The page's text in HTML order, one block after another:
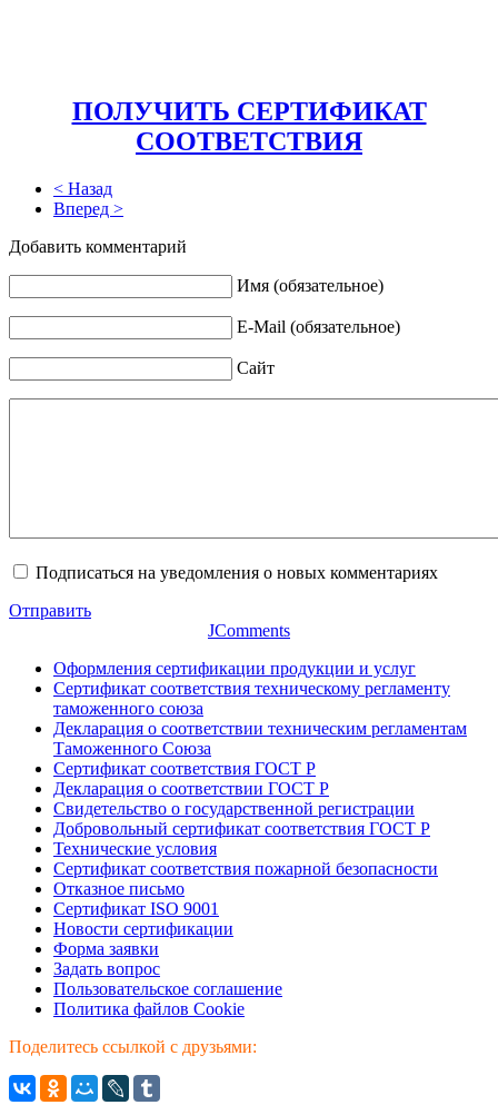
ПОЛУЧИТЬ СЕРТИФИКАТ
СООТВЕТСТВИЯ
< Назад
Вперед >
Добавить комментарий
Имя (обязательное)
E-Mail (обязательное)
Сайт
Подписаться на уведомления о новых комментариях
Отправить
JComments
Оформления сертификации продукции и услуг
Сертификат соответствия техническому регламенту
таможенного союза
Декларация о соответствии техническим регламентам
Таможенного Союза
Сертификат соответствия ГОСТ Р
Декларация о соответствии ГОСТ Р
Свидетельство о государственной регистрации
Добровольный сертификат соответствия ГОСТ Р
Технические условия
Сертификат соответствия пожарной безопасности
Отказное письмо
Сертификат ISO 9001
Новости сертификации
Форма заявки
Задать вопрос
Пользовательское соглашение
Политика файлов Cookie
Поделитесь ссылкой с друзьями: